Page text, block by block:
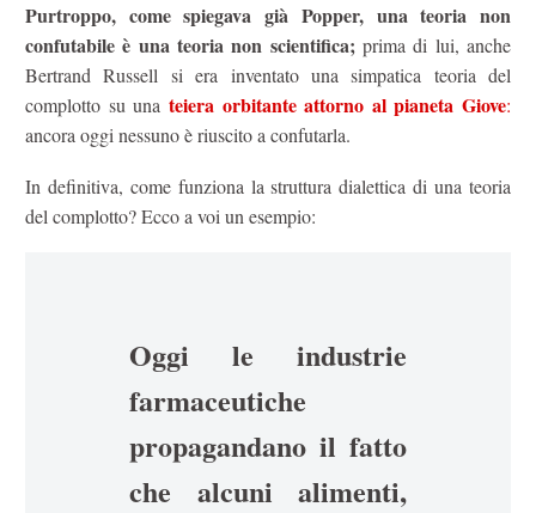
Purtroppo, come spiegava già Popper, una teoria non
confutabile è una teoria non scientifica; prima di lui, anche
Bertrand Russell si era inventato una simpatica teoria del
complotto su una teiera orbitante attorno al pianeta Giove:
ancora oggi nessuno è riuscito a confutarla.
In definitiva, come funziona la struttura dialettica di una teoria
del complotto? Ecco a voi un esempio:
Oggi le industrie
farmaceutiche
propagandano il fatto
che alcuni alimenti,